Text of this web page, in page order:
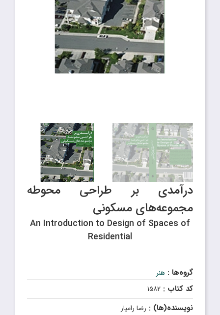
درآمدی بر طراحی محوطه
مجموعه‌های مسکونی
An Introduction to Design of Spaces of
Residential
گروه‌ها : هنر
کد کتاب : ۱۵۸۲
نویسنده(ها) : رضا رامیار